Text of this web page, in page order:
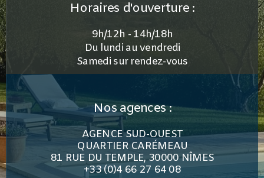
Horaires d'ouverture :
9h/12h - 14h/18h
Du lundi au vendredi
Samedi sur rendez-vous
Nos agences :
AGENCE SUD-OUEST
QUARTIER CARÉMEAU
81 RUE DU TEMPLE, 30000 NÎMES
+33 (0)4 66 27 64 08